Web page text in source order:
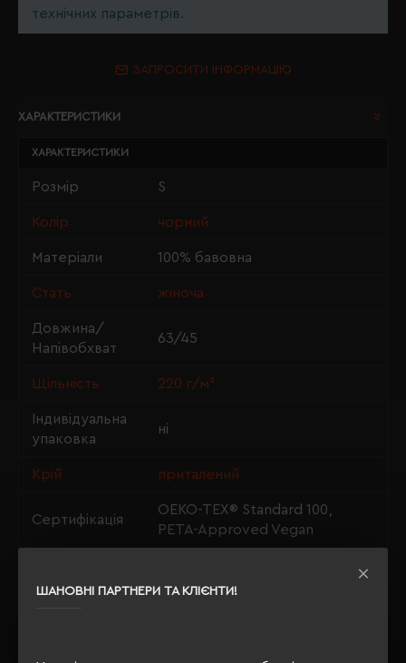
ШАНОВНІ ПАРТНЕРИ ТА КЛІЄНТИ!
технічних параметрів.
ЗАПРОСИТИ ІНФОРМАЦІЮ
ХАРАКТЕРИСТИКИ
ХАРАКТЕРИСТИКИ
Розмір S
Колір чорний
Матеріали 100% бавовна
Стать жіноча
Довжина/
Напівобхват
63/45
Щільність 220 г/м²
Індивідуальна
упаковка
ні
Крій приталений
Сертифікація
OEKO-TEX® Standard 100,
PETA-Approved Vegan